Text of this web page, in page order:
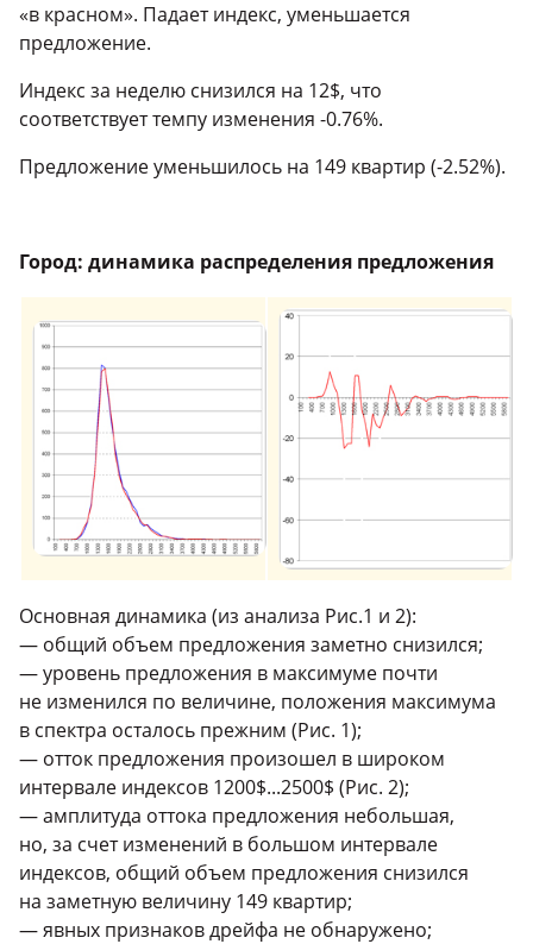
«в красном». Падает индекс, уменьшается
предложение.
Индекс за неделю снизился на 12$, что
соответствует темпу изменения -0.76%.
Предложение уменьшилось на 149 квартир (-2.52%).
Город: динамика распределения предложения
Основная динамика (из анализа Рис.1 и 2):
— общий объем предложения заметно снизился;
— уровень предложения в максимуме почти
не изменился по величине, положения максимума
в спектра осталось прежним (Рис. 1);
— отток предложения произошел в широком
интервале индексов 1200$...2500$ (Рис. 2);
— амплитуда оттока предложения небольшая,
но, за счет изменений в большом интервале
индексов, общий объем предложения снизился
на заметную величину 149 квартир;
— явных признаков дрейфа не обнаружено;